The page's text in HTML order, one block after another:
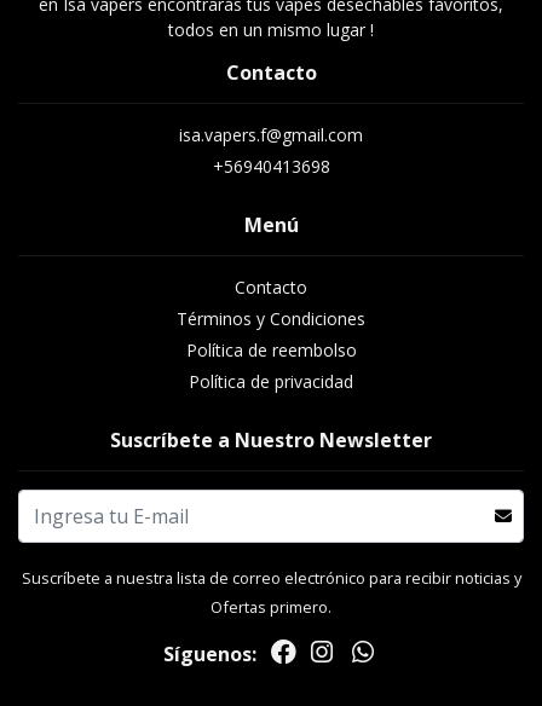
todos en un mismo lugar !
Contacto
isa.vapers.f@gmail.com
+56940413698
Menú
Contacto
Términos y Condiciones
Política de reembolso
Política de privacidad
Suscríbete a Nuestro Newsletter
Suscríbete a nuestra lista de correo electrónico para recibir noticias y
Ofertas primero.
Síguenos: